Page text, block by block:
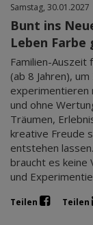
Samstag, 30.01.2027
Bunt ins
Leben Farbe
Familien-Auszeit
(ab 8 Jahren),
experimentieren
und ohne
Träumen,
kreative Freude
entstehen
braucht es
und
Teilen Teilen